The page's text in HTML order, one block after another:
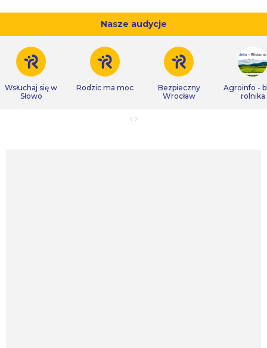
Nasze audycje
Wsłuchaj się w
Słowo
Rodzic ma moc
Bezpieczny
Wrocław
Agroinfo -
rolnika